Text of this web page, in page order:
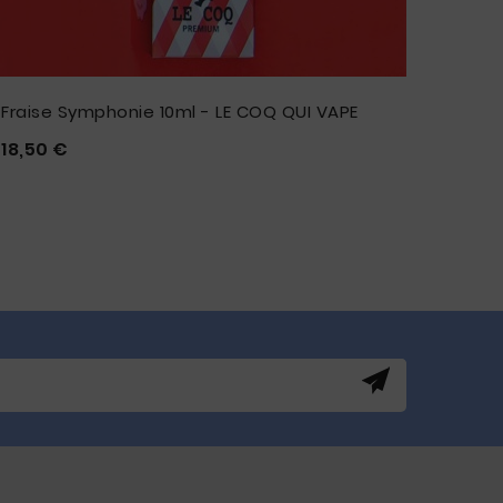
Fraise Symphonie 10ml - LE COQ QUI VAPE

18,50 €